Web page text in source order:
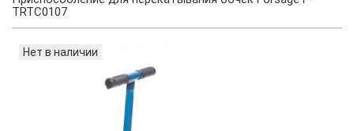
TRTC0107
Нет в наличии